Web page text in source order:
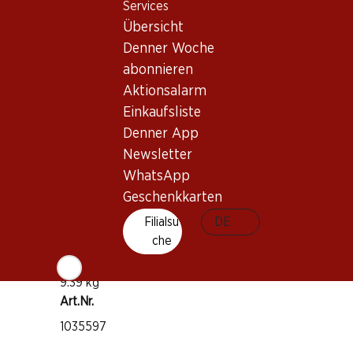
Services
Übersicht
Denner Woche
abonnieren
Aktionsalarm
Einkaufsliste
Denner App
Newsletter
WhatsApp
Geschenkkarten
Filialsu
che
DE
Wissenswertes
Gewürztraminer
Trinktemperatur
CO2-Fussabdruck
9.39 kg
Art.Nr.
1035597